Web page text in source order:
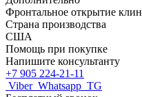
Фронтальное открытие
Страна производства
США
Помощь при покупке
Напишите консультанту
+7 905 224-21-11
Viber Whatsapp TG